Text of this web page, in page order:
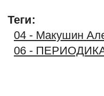
Теги:
04 - Макушин
06 -